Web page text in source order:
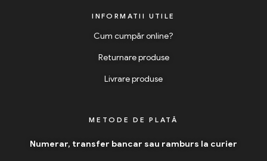
INFORMATII UTILE
Cum cumpăr online?
Returnare produse
Livrare produse
METODE DE PLATĂ
Numerar, transfer bancar sau ramburs la curier